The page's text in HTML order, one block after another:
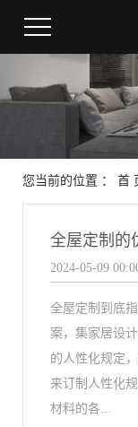
您当前的位置 ： 首
全屋定制的
2024-05-09
全屋定制到底
案，集家居设
的人性化规定
来订制人性化
材料的各...